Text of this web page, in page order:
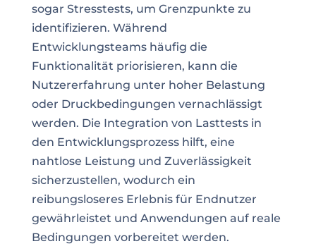
sogar Stresstests, um Grenzpunkte zu
identifizieren. Während
Entwicklungsteams häufig die
Funktionalität priorisieren, kann die
Nutzererfahrung unter hoher Belastung
oder Druckbedingungen vernachlässigt
werden. Die Integration von Lasttests in
den Entwicklungsprozess hilft, eine
nahtlose Leistung und Zuverlässigkeit
sicherzustellen, wodurch ein
reibungsloseres Erlebnis für Endnutzer
gewährleistet und Anwendungen auf reale
Bedingungen vorbereitet werden.